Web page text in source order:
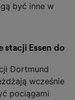
być inne w
Essen do
Dortmund
wcześnie
pociągami